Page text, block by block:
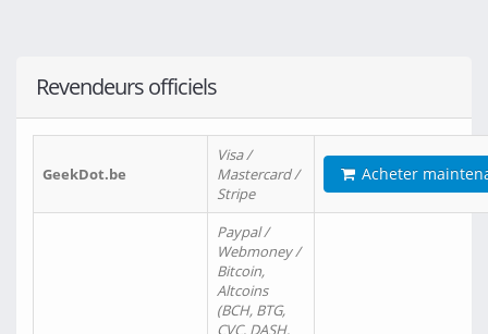
Revendeurs officiels
GeekDot.be
Visa /
Mastercard /
Stripe
Acheter
Paypal /
Webmoney /
Bitcoin,
Altcoins
(BCH, BTG,
CVC, DASH,